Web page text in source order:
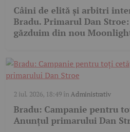
Câini de elită și arbitri
Bradu. Primarul Dan
găzduim din nou
2 iul. 2026, 18:49în Administrativ
Bradu: Campanie pentru
Anunțul primarului Dan